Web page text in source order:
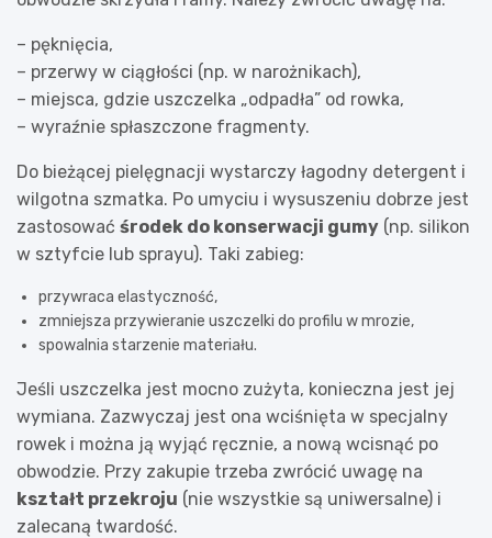
– pęknięcia,
– przerwy w ciągłości (np. w narożnikach),
– miejsca, gdzie uszczelka „odpadła” od rowka,
– wyraźnie spłaszczone fragmenty.
Do bieżącej pielęgnacji wystarczy łagodny detergent i
wilgotna szmatka. Po umyciu i wysuszeniu dobrze jest
zastosować środek do konserwacji gumy (np. silikon
w sztyfcie lub sprayu). Taki zabieg:
przywraca elastyczność,
zmniejsza przywieranie uszczelki do profilu w mrozie,
spowalnia starzenie materiału.
Jeśli uszczelka jest mocno zużyta, konieczna jest jej
wymiana. Zazwyczaj jest ona wciśnięta w specjalny
rowek i można ją wyjąć ręcznie, a nową wcisnąć po
obwodzie. Przy zakupie trzeba zwrócić uwagę na
kształt przekroju (nie wszystkie są uniwersalne) i
zalecaną twardość.